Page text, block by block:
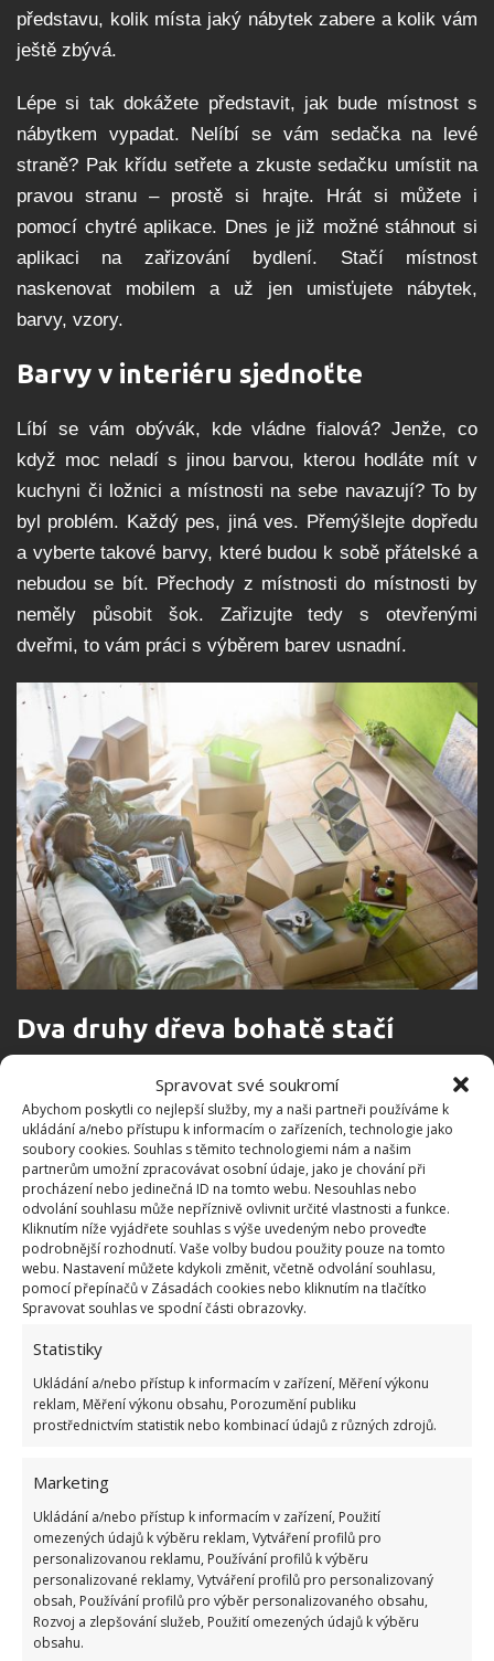
Spravovat své soukromí
Abychom poskytli co nejlepší služby, my a naši partneři používáme k
ukládání a/nebo přístupu k informacím o zařízeních, technologie jako
soubory cookies. Souhlas s těmito technologiemi nám a našim
partnerům umožní zpracovávat osobní údaje, jako je chování při
procházení nebo jedinečná ID na tomto webu. Nesouhlas nebo
odvolání souhlasu může nepříznivě ovlivnit určité vlastnosti a funkce.
Kliknutím níže vyjádřete souhlas s výše uvedeným nebo proveďte
podrobnější rozhodnutí. Vaše volby budou použity pouze na tomto
webu. Nastavení můžete kdykoli změnit, včetně odvolání souhlasu,
pomocí přepínačů v Zásadách cookies nebo kliknutím na tlačítko
Spravovat souhlas ve spodní části obrazovky.
Statistiky
Ukládání a/nebo přístup k informacím v zařízení, Měření výkonu
reklam, Měření výkonu obsahu, Porozumění publiku
prostřednictvím statistik nebo kombinací údajů z různých zdrojů.
Marketing
Ukládání a/nebo přístup k informacím v zařízení, Použití
omezených údajů k výběru reklam, Vytváření profilů pro
personalizovanou reklamu, Používání profilů k výběru
personalizované reklamy, Vytváření profilů pro personalizovaný
obsah, Používání profilů pro výběr personalizovaného obsahu,
Rozvoj a zlepšování služeb, Použití omezených údajů k výběru
obsahu.
představu, kolik místa jaký nábytek zabere a kolik vám
ještě zbývá.
Lépe si tak dokážete představit, jak bude místnost s
nábytkem vypadat. Nelíbí se vám sedačka na levé
straně? Pak křídu setřete a zkuste sedačku umístit na
pravou stranu – prostě si hrajte. Hrát si můžete i
pomocí chytré aplikace. Dnes je již možné stáhnout si
aplikaci na zařizování bydlení. Stačí místnost
naskenovat mobilem a už jen umisťujete nábytek,
barvy, vzory.
Barvy v interiéru sjednoťte
Líbí se vám obývák, kde vládne fialová? Jenže, co
když moc neladí s jinou barvou, kterou hodláte mít v
kuchyni či ložnici a místnosti na sebe navazují? To by
byl problém. Každý pes, jiná ves. Přemýšlejte dopředu
a vyberte takové barvy, které budou k sobě přátelské a
nebudou se bít. Přechody z místnosti do místnosti by
neměly působit šok. Zařizujte tedy s otevřenými
dveřmi, to vám práci s výběrem barev usnadní.
Dva druhy dřeva bohatě stačí
Barvy máte vybrány a teď přemýšlíte nad
dřevěnými dveřmi, obklady, podlahou a nábytkem? Tak
tady pozor. Někdy je potřeba ustoupit a dveře vybrat
neutrální – třeba bílé. V interiéru je doporučováno
kombinovat pouze dva druhy dřeva. Pokud máte tedy
podlahy a dveře ve dřevě, pozor na to. I když jde o
stavební prvky, jsou součástí interiéru. Jestli už teď má
interiér dva druhy dřeva, zapomeňte na nábytek z
Nábytek v obýváku neslouží jako
úložný prostor
Co se nábytku týče, kupují lidé často skříně, komody,
aby získali více úložného prostoru a byt pak působí
splácaným a přeplněným dojmem. Úložné prostory je
lépe centralizovat do velkých vestavných skříní či
šaten a místnosti zbytečně nezatěžovat přemírou
nábytku. Pokud se jedná o byt, můžete vestavěné